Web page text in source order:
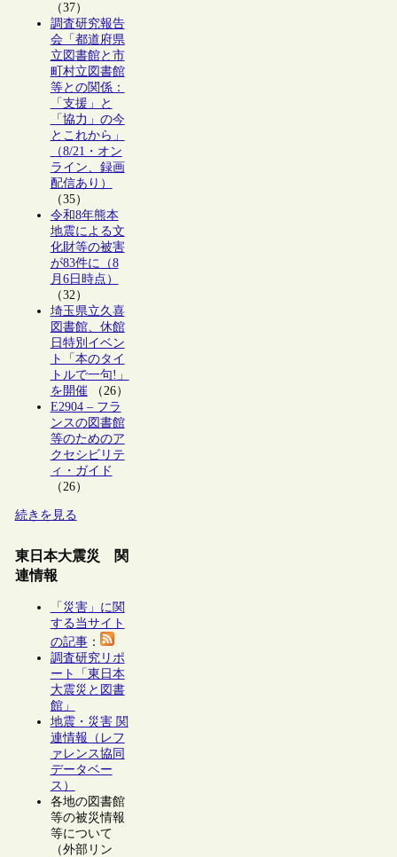
（37）
調査研究報告
会「都道府県
立図書館と市
町村立図書館
等との関係：
「支援」と
「協力」の今
とこれから」
（8/21・オン
ライン、録画
配信あり）
（35）
令和8年熊本
地震による文
化財等の被害
が83件に（8
月6日時点）
（32）
埼玉県立久喜
図書館、休館
日特別イベン
ト「本のタイ
トルで一句!」
を開催（26）
E2904 – フラ
ンスの図書館
等のためのア
クセシビリテ
ィ・ガイド
（26）
続きを見る
東日本大震災 関
連情報
「災害」に関
する当サイト
の記事：
調査研究リポ
ート「東日本
大震災と図書
館」
地震・災害 関
連情報（レフ
ァレンス協同
データベー
ス）
各地の図書館
等の被災情報
等について
（外部リン